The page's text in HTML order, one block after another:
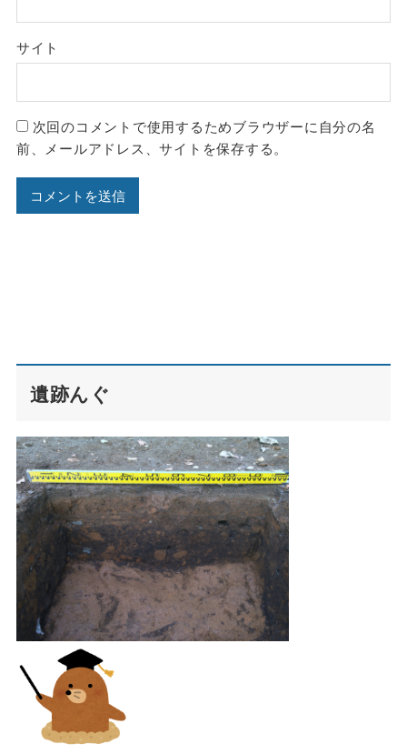
サイト
次回のコメントで使用するためブラウザーに自分の名
前、メールアドレス、サイトを保存する。
遺跡んぐ